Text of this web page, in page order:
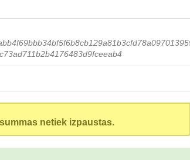
netiek izpaustas.